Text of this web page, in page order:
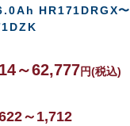
HR171DRGX〜
～62,777円(税込)
～1,712